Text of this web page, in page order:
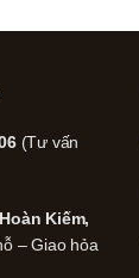
(Tư vấn
Kiếm,
– Giao hỏa